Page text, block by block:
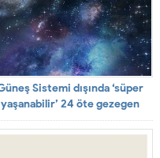
Sistemi dışında ‘süper
yaşanabilir’ 24 öte gezegen
keşfedildi